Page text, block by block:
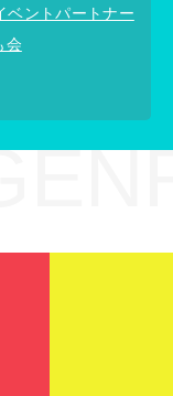
ベントパートナー
会